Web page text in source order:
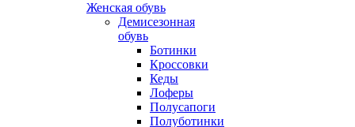
Женская обувь
Демисезонная
обувь
Ботинки
Кроссовки
Кеды
Лоферы
Полусапоги
Полуботинки